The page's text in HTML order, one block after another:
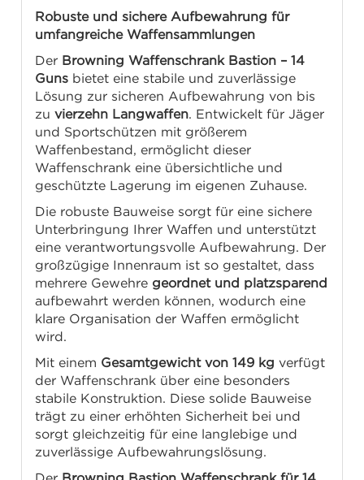
Robuste und sichere Aufbewahrung für
umfangreiche Waffensammlungen
Der Browning Waffenschrank Bastion – 14
Guns bietet eine stabile und zuverlässige
Lösung zur sicheren Aufbewahrung von bis
zuvierzehn Langwaffen. Entwickelt für Jäger
und Sportschützen mit größerem
Waffenbestand, ermöglicht dieser
Waffenschrank eine übersichtliche und
geschützte Lagerung im eigenen Zuhause.
Die robuste Bauweise sorgt für eine sichere
Unterbringung Ihrer Waffen und unterstützt
eine verantwortungsvolle Aufbewahrung. Der
großzügige Innenraum ist so gestaltet, dass
mehrere Gewehre geordnet und platzsparend
aufbewahrt werden können, wodurch eine
klare Organisation der Waffen ermöglicht
wird.
Mit einem Gesamtgewicht von 149 kg verfügt
der Waffenschrank über eine besonders
stabile Konstruktion. Diese solide Bauweise
trägt zu einer erhöhten Sicherheit bei und
sorgt gleichzeitig für eine langlebige und
zuverlässige Aufbewahrungslösung.